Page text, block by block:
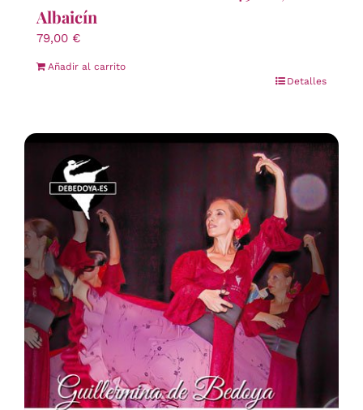
Albaicín
79,00 €
Añadir al carrito
Detalles